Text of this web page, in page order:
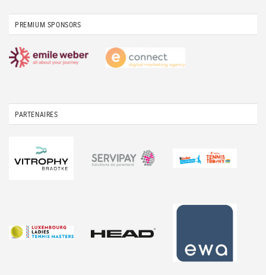
PREMIUM SPONSORS
PARTENAIRES